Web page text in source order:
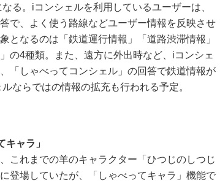
る。iコンシェルを利用しているユーザーは、
で、よく使う路線などユーザー情報を反映させ
となるのは「鉄道運行情報」「道路渋滞情報」
の4種類。また、遠方に外出時など、iコンシェ
「しゃべってコンシェル」の回答で鉄道情報が
ならではの情報の拡充も行われる予定。
ャラ」
これまでの羊のキャラクター「ひつじのしつじ
登場していたが、「しゃべってキャラ」機能で